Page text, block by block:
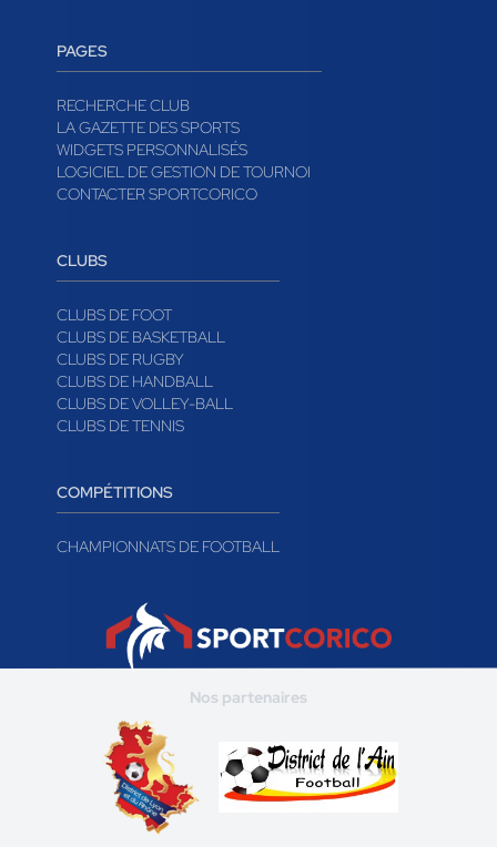
PAGES
RECHERCHE CLUB
LA GAZETTE DES SPORTS
WIDGETS PERSONNALISÉS
LOGICIEL DE GESTION DE TOURNOI
CONTACTER SPORTCORICO
CLUBS
CLUBS DE FOOT
CLUBS DE BASKETBALL
CLUBS DE RUGBY
CLUBS DE HANDBALL
CLUBS DE VOLLEY-BALL
CLUBS DE TENNIS
COMPÉTITIONS
CHAMPIONNATS DE FOOTBALL
Nos partenaires